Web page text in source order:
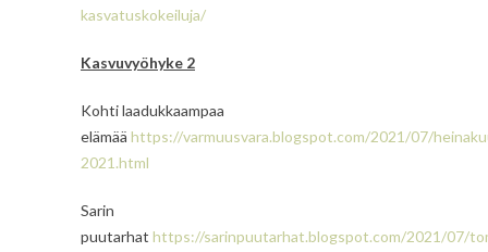
kasvatuskokeiluja/
Kasvuvyöhyke 2
Kohti laadukkaampaa
elämää https://varmuusvara.blogspot.com/2021/07/
2021.html
Sarin
puutarhat https://sarinpuutarhat.blogspot.com/2021/07/